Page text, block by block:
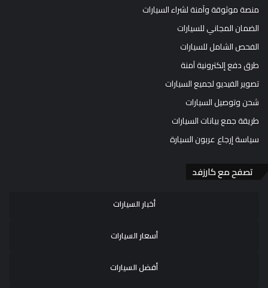
منصة موثوقة وآمنة لشراء السيارات
الضمان المجاني للسيارات
الفحص الشامل للسيارات
طرق دفع إلكترونية آمنة
تصوير الفيديو لجميع السيارات
شحن وتوصيل السيارات
طريقة جمع بيانات السيارات
سياسة إرجاع عربون السيارة
تصفح مع كارزفد
أخبار السيارات
أسعار السيارات
أفضل السيارات